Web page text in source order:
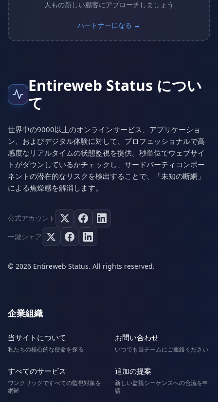
人もの新しい顧客にアプローチしましょう
パートナーになる →
Entireweb Status につい
て
世界中の9000以上のオンラインサービス、アプリケーショ
ン、およびデジタル体験に対して、プロフェッショナルで高
感度なリアルタイムの状態監視を提供。秒単位でウェブサイ
トがダウンしているかチェックし、サードパーティコンポー
ネントの潜在的なリスクを検出することで、「未知の断網」
による焦燥感を解消します。
公式アカウント
一鍵シェア
© 2026 Entireweb Status. All rights reserved.
企業組織
当サイトについて
私たちの核心的な使命を探る
お問い合わせ
いつでも当チームにご連絡ください
すべてのサービス
ワンクリックですべての監視対象を
網羅
追加の提案
新しい監視シーケンスへの合流を申
請